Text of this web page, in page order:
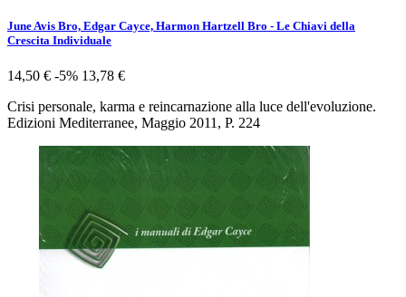
June Avis Bro, Edgar Cayce, Harmon Hartzell Bro - Le Chiavi della
Crescita Individuale
14,50 € -5% 13,78 €
Crisi personale, karma e reincarnazione alla luce dell'evoluzione.
Edizioni Mediterranee, Maggio 2011, P. 224